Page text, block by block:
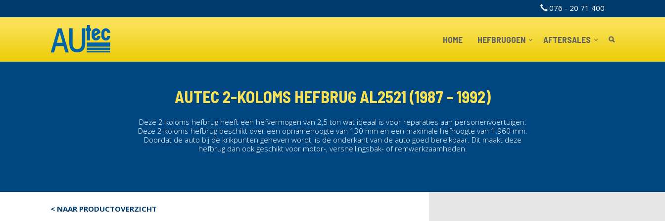
TOPBAR
076 - 20 71 400
MAIN
NAVIGATION
HOME HEFBRUGGEN AFTERSALES
AUTEC 2-KOLOMS HEFBRUG AL2521 (1987 - 1992)
Deze 2-koloms hefbrug heeft een hefvermogen van 2,5 ton wat ideaal is voor reparaties aan personenvoertuigen.
Deze 2-koloms hefbrugbeschikt over een opnamehoogte van 130 mm en een maximale hefhoogte van 1.960 mm.
Doordat de auto bij de krikpunten geheven wordt, is de onderkant van de auto goed bereikbaar. Dit maakt deze
hefbrug dan ook geschikt voor motor-, versnellingsbak- of remwerkzaamheden.
< NAAR PRODUCTOVERZICHT